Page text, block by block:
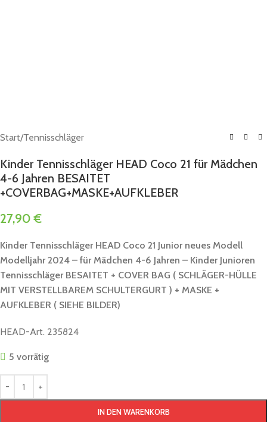
Start/Tennisschläger
Kinder Tennisschläger HEAD Coco 21 für Mädchen
4-6 Jahren BESAITET
+COVERBAG+MASKE+AUFKLEBER
27,90€
Kinder Tennisschläger HEAD Coco 21 Junior neues Modell
Modelljahr 2024 – für Mädchen 4-6 Jahren – Kinder Junioren
Tennisschläger BESAITET + COVER BAG ( SCHLÄGER-HÜLLE
MIT VERSTELLBAREM SCHULTERGURT ) + MASKE +
AUFKLEBER ( SIEHE BILDER)
HEAD-Art. 235824
5 vorrätig
IN DEN WARENKORB